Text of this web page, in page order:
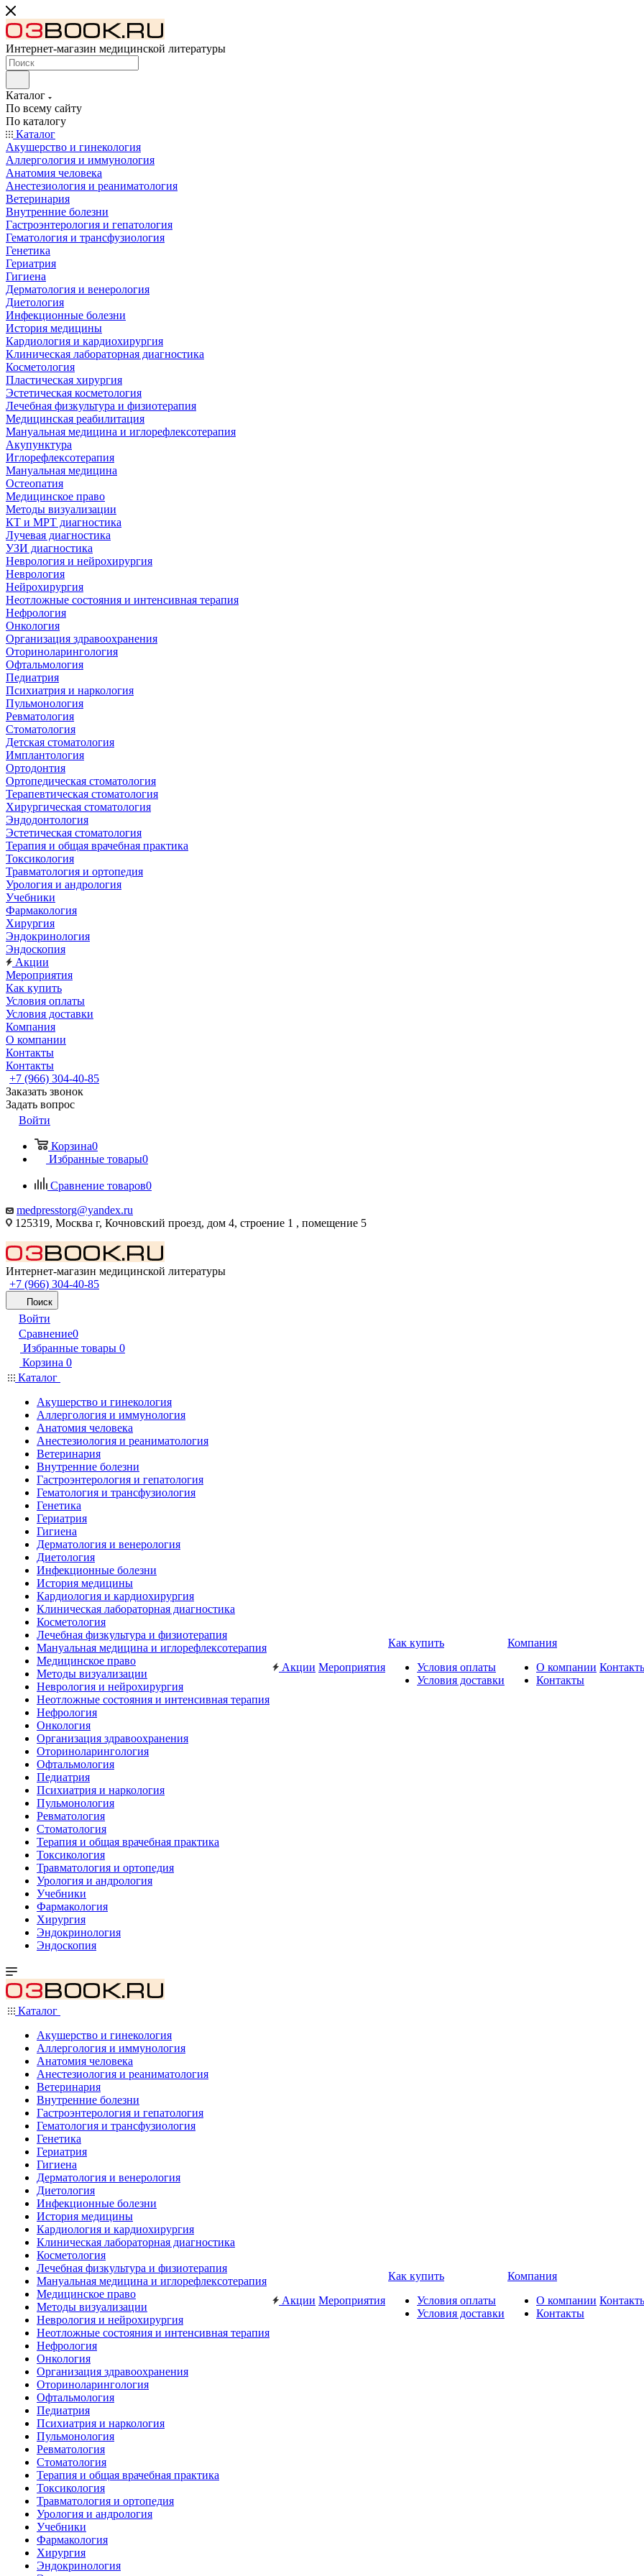
Интернет-магазин медицинской литературы
Каталог
По всему сайту
По каталогу
Каталог
Акушерство и гинекология
Аллергология и иммунология
Анатомия человека
Анестезиология и реаниматология
Ветеринария
Внутренние болезни
Гастроэнтерология и гепатология
Гематология и трансфузиология
Генетика
Гериатрия
Гигиена
Дерматология и венерология
Диетология
Инфекционные болезни
История медицины
Кардиология и кардиохирургия
Клиническая лабораторная диагностика
Косметология
Пластическая хирургия
Эстетическая косметология
Лечебная физкультура и физиотерапия
Медицинская реабилитация
Мануальная медицина и иглорефлексотерапия
Акупунктура
Иглорефлексотерапия
Мануальная медицина
Остеопатия
Медицинское право
Методы визуализации
КТ и МРТ диагностика
Лучевая диагностика
УЗИ диагностика
Неврология и нейрохирургия
Неврология
Нейрохирургия
Неотложные состояния и интенсивная терапия
Нефрология
Онкология
Организация здравоохранения
Оториноларингология
Офтальмология
Педиатрия
Психиатрия и наркология
Пульмонология
Ревматология
Стоматология
Детская стоматология
Имплантология
Ортодонтия
Ортопедическая стоматология
Терапевтическая стоматология
Хирургическая стоматология
Эндодонтология
Эстетическая стоматология
Терапия и общая врачебная практика
Токсикология
Травматология и ортопедия
Урология и андрология
Учебники
Фармакология
Хирургия
Эндокринология
Эндоскопия
Акции
Мероприятия
Как купить
Условия оплаты
Условия доставки
Компания
О компании
Контакты
Контакты
+7 (966) 304-40-85
Заказать звонок
Задать вопрос
Войти
Корзина0
Избранные товары0
Сравнение товаров0
medpresstorg@yandex.ru
125319, Москва г, Кочновский проезд, дом 4, строение 1 , помещение 5
Интернет-магазин медицинской литературы
+7 (966) 304-40-85
Поиск
Войти
Сравнение0
Избранные товары 0
Корзина 0
Каталог
Акушерство и гинекология
Аллергология и иммунология
Анатомия человека
Анестезиология и реаниматология
Ветеринария
Внутренние болезни
Гастроэнтерология и гепатология
Гематология и трансфузиология
Генетика
Гериатрия
Гигиена
Дерматология и венерология
Диетология
Инфекционные болезни
История медицины
Кардиология и кардиохирургия
Клиническая лабораторная диагностика
Косметология
Лечебная физкультура и физиотерапия
Мануальная медицина и иглорефлексотерапия
Медицинское право
Методы визуализации
Неврология и нейрохирургия
Неотложные состояния и интенсивная терапия
Нефрология
Онкология
Организация здравоохранения
Оториноларингология
Офтальмология
Педиатрия
Психиатрия и наркология
Пульмонология
Ревматология
Стоматология
Терапия и общая врачебная практика
Токсикология
Травматология и ортопедия
Урология и андрология
Учебники
Фармакология
Хирургия
Эндокринология
Эндоскопия
Акции Мероприятия
Как купить
Условия оплаты
Условия доставки
Компания
О компании
Контакты
Каталог
Акушерство и гинекология
Аллергология и иммунология
Анатомия человека
Анестезиология и реаниматология
Ветеринария
Внутренние болезни
Гастроэнтерология и гепатология
Гематология и трансфузиология
Генетика
Гериатрия
Гигиена
Дерматология и венерология
Диетология
Инфекционные болезни
История медицины
Кардиология и кардиохирургия
Клиническая лабораторная диагностика
Косметология
Лечебная физкультура и физиотерапия
Мануальная медицина и иглорефлексотерапия
Медицинское право
Методы визуализации
Неврология и нейрохирургия
Неотложные состояния и интенсивная терапия
Нефрология
Онкология
Организация здравоохранения
Оториноларингология
Офтальмология
Педиатрия
Психиатрия и наркология
Пульмонология
Ревматология
Стоматология
Терапия и общая врачебная практика
Токсикология
Травматология и ортопедия
Урология и андрология
Учебники
Фармакология
Хирургия
Эндокринология
Акции Мероприятия
Как купить
Условия оплаты
Условия доставки
Компания
О компании
Контакты